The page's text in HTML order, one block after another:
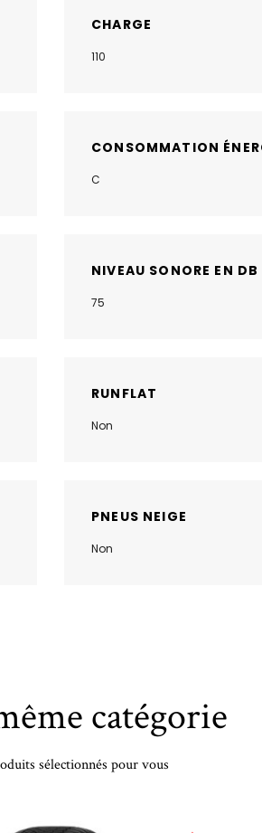
CHARGE
110
CONSOMMATION
C
NIVEAU SONORE EN DB
75
RUNFLAT
Non
PNEUS NEIGE
Non
catégorie
sélectionnés pour vous